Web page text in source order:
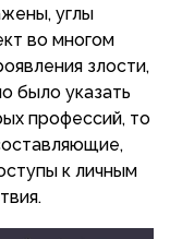
углы
во многом
злости,
было указать
профессий, то
к личным